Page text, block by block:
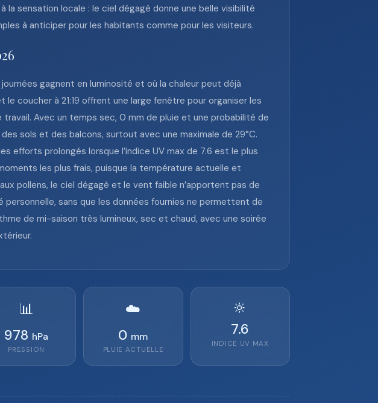
sensation locale : le ciel dégagé donne une belle visibilité
à anticiper pour les habitants comme pour les visiteurs.
gagnent en luminosité et où la chaleur peut déjà
coucher à 21:19 offrent une large fenêtre pour organiser les
Avec un temps sec, 0 mm de pluie et une probabilité de
sols et des balcons, surtout avec une maximale de 29°C.
efforts prolongés lorsque l’indice UV max de 7.6 est le plus
les plus frais, puisque la température actuelle et
pollens, le ciel dégagé et le vent faible n’apportent pas de
sans que les données fournies ne permettent de
de mi-saison très lumineux, sec et chaud, avec une soirée
📊
978 hPa
PRESSION
☁️
0 mm
PLUIE ACTUELLE
🔆
7.6
INDICE UV MAX